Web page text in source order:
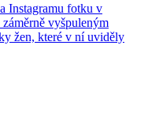
Instagramu fotku v
záměrně vyšpuleným
žen, které v ní uviděly